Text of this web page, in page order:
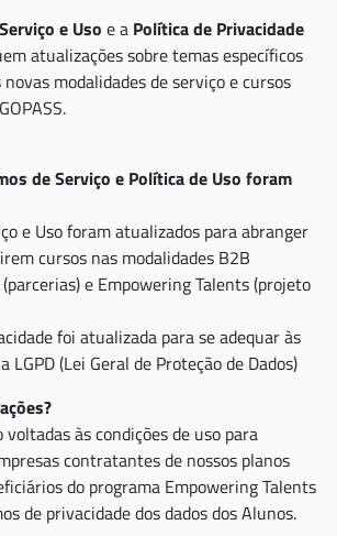
e Uso e a Política de Privacidade
atualizações sobre temas específicos
modalidades de serviço e cursos
de Serviço e Política de Uso foram
e Uso foram atualizados para abranger
cursos nas modalidades B2B
e Empowering Talents (projeto
foi atualizada para se adequar às
LGPD (Lei Geral de Proteção de Dados)
às condições de uso para
contratantes de nossos planos
do programa Empowering Talents
de privacidade dos dados dos Alunos.